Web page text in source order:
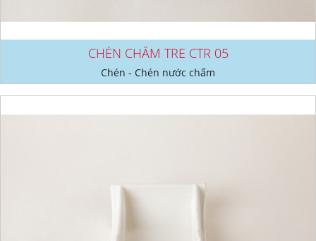
CHÉN CHẤM TRE CTR 05
Chén - Chén nước chấm